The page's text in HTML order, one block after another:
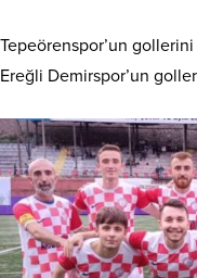
Tepeörenspor’un
Ereğli Demirspor’un